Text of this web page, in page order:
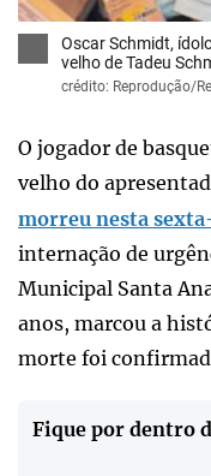
Oscar Schmidt,
velho de Tadeu
crédito: Reprodução/
O jogador de
velho do
morreu nesta
internação de
Municipal Santa
anos, marcou a
morte foi
Fique por dentro